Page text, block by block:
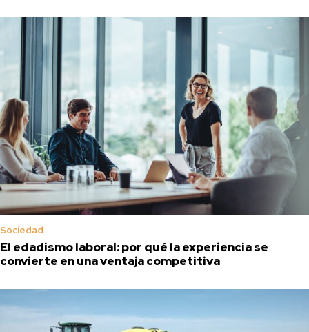
Sociedad
El edadismo laboral: por qué la experiencia se
convierte en una ventaja competitiva